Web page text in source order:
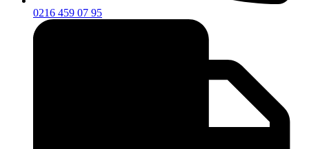
0216 459 07 95